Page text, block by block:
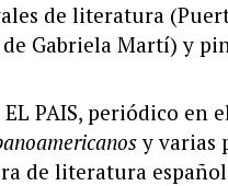
de literatura
Gabriela Martí) y
PAIS, periódico en
y varias
de literatura